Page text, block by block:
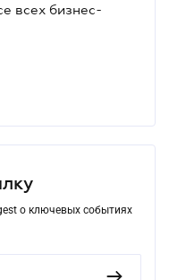
всех бизнес-
о ключевых событиях